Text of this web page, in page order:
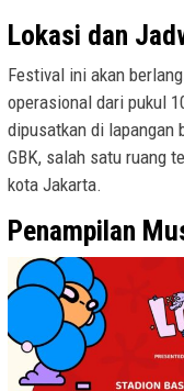
Lokasi dan
Festival ini akan
operasional dari pukul
dipusatkan di lapangan
GBK, salah satu ruang
kota Jakarta.
Penampilan